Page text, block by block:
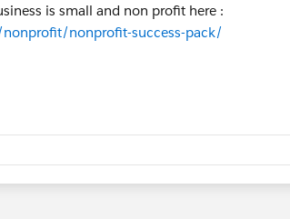
is small and non profit here :
nonprofit-success-pack/